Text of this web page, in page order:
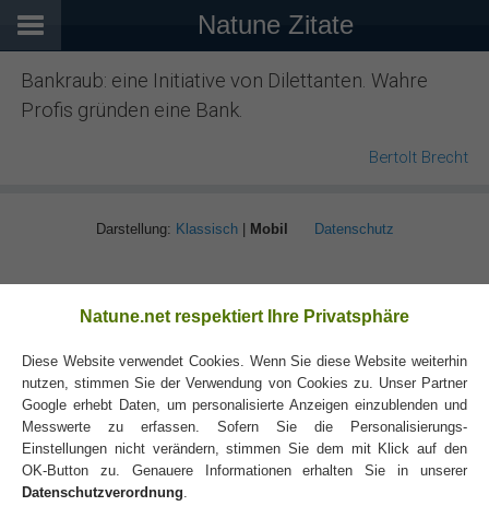
Natune Zitate
Bankraub: eine Initiative von Dilettanten. Wahre
Profis gründen eine Bank.
Bertolt Brecht
Darstellung: Klassisch| Mobil Datenschutz
Natune.net respektiert Ihre Privatsphäre
Diese Website verwendet Cookies. Wenn Sie diese Website weiterhin
nutzen, stimmen Sie der Verwendung von Cookies zu. Unser Partner
Google erhebt Daten, um personalisierte Anzeigen einzublenden und
Messwerte zu erfassen. Sofern Sie die Personalisierungs-
Einstellungen nicht verändern, stimmen Sie dem mit Klick auf den
OK-Button zu. Genauere Informationen erhalten Sie in unserer
Datenschutzverordnung.